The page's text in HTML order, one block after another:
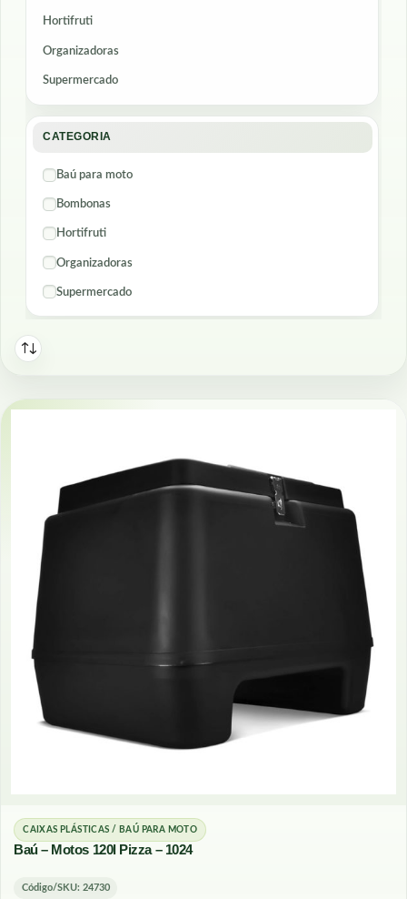
Hortifruti
Organizadoras
Supermercado
CATEGORIA
Baú para moto
Bombonas
Hortifruti
Organizadoras
Supermercado
CAIXAS PLÁSTICAS / BAÚ PARA MOTO
Baú – Motos 120l Pizza – 1024
Código/SKU: 24730